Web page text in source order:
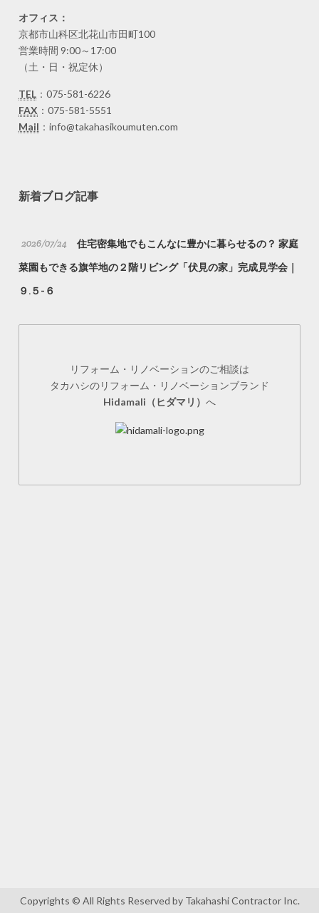
オフィス：
京都市山科区北花山市田町100
営業時間 9:00～17:00
（土・日・祝定休）
TEL ：075-581-6226
FAX ：075-581-5551
Mail ：info@takahasikoumuten.com
新着ブログ記事
2026/07/24 住宅密集地でもこんなに豊かに暮らせるの？ 家庭
菜園もできる旗竿地の２階リビング「伏見の家」完成見学会｜
９.５-６
リフォーム・リノベーションのご相談は
タカハシのリフォーム・リノベーションブランド
Hidamali（ヒダマリ） へ
Copyrights © All Rights Reserved by Takahashi Contractor Inc.